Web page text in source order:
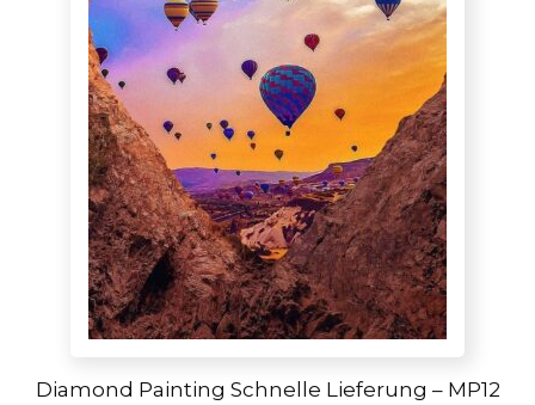
Diamond Painting Schnelle Lieferung – MP12